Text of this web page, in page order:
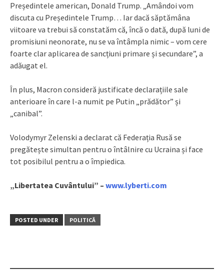
Președintele american, Donald Trump. „Amândoi vom
discuta cu Președintele Trump… Iar dacă săptămâna
viitoare va trebui să constatăm că, încă o dată, după luni de
promisiuni neonorate, nu se va întâmpla nimic – vom cere
foarte clar aplicarea de sancțiuni primare și secundare”, a
adăugat el.
În plus, Macron consideră justificate declarațiile sale
anterioare în care l-a numit pe Putin „prădător” și
„canibal”.
Volodymyr Zelenski a declarat că Federația Rusă se
pregătește simultan pentru o întâlnire cu Ucraina și face
tot posibilul pentru a o împiedica.
„Libertatea Cuvântului” – www.lyberti.com
POSTED UNDER POLITICĂ